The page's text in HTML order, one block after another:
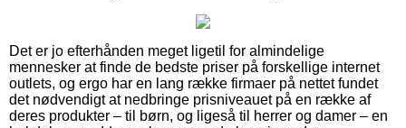
Det er jo efterhånden meget ligetil for almindelige
mennesker at finde de bedste priser på forskellige internet
outlets, og ergo har en lang række firmaer på nettet fundet
det nødvendigt at nedbringe prisniveauet på en række af
deres produkter – til børn, og ligeså til herrer og damer – en